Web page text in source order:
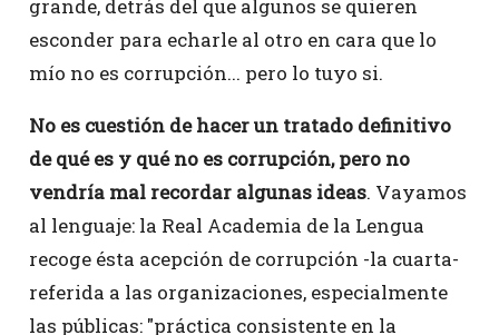
grande, detrás del que algunos se quieren
esconder para echarle al otro en cara que lo
mío no es corrupción... pero lo tuyo si.
No es cuestión de hacer un tratado definitivo
de qué es y qué no es corrupción, pero no
vendría mal recordar algunas ideas. Vayamos
al lenguaje: la Real Academia de la Lengua
recoge ésta acepción de corrupción -la cuarta-
referida a las organizaciones, especialmente
las públicas: "práctica consistente en la